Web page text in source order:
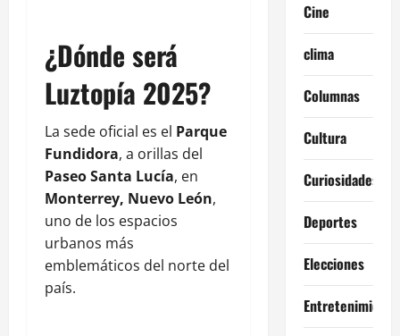
¿Dónde será
Luztopía 2025?
La sede oficial es el Parque
Fundidora, a orillas del
Paseo Santa Lucía, en
Monterrey, Nuevo León,
uno de los espacios
urbanos más
emblemáticos del norte del
país.
Cine
clima
Columnas
Cultura
Curiosidades
Deportes
Elecciones
Entretenimiento